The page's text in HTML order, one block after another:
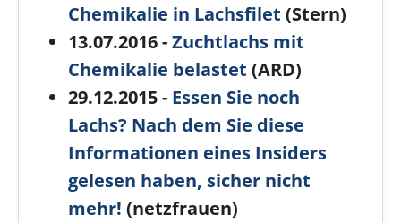
Chemikalie in Lachsfilet (Stern)
13.07.2016 -Zuchtlachs mit
Chemikalie belastet (ARD)
29.12.2015 - Essen Sie noch
Lachs‬? Nach dem Sie diese
Informationen eines ‪Insiders‬
gelesen haben, sicher nicht
mehr! (netzfrauen)